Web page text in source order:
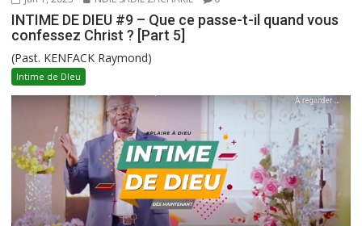
INTIME DE DIEU #9 – Que ce passe-t-il quand vous
confessez Christ ? [Part 5]
(Past. KENFACK Raymond)
Intime de DIeu